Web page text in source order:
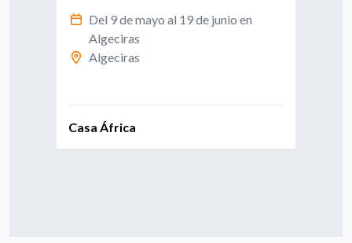
Del 9 de mayo al 19 de junio en
Algeciras
Algeciras
Casa África